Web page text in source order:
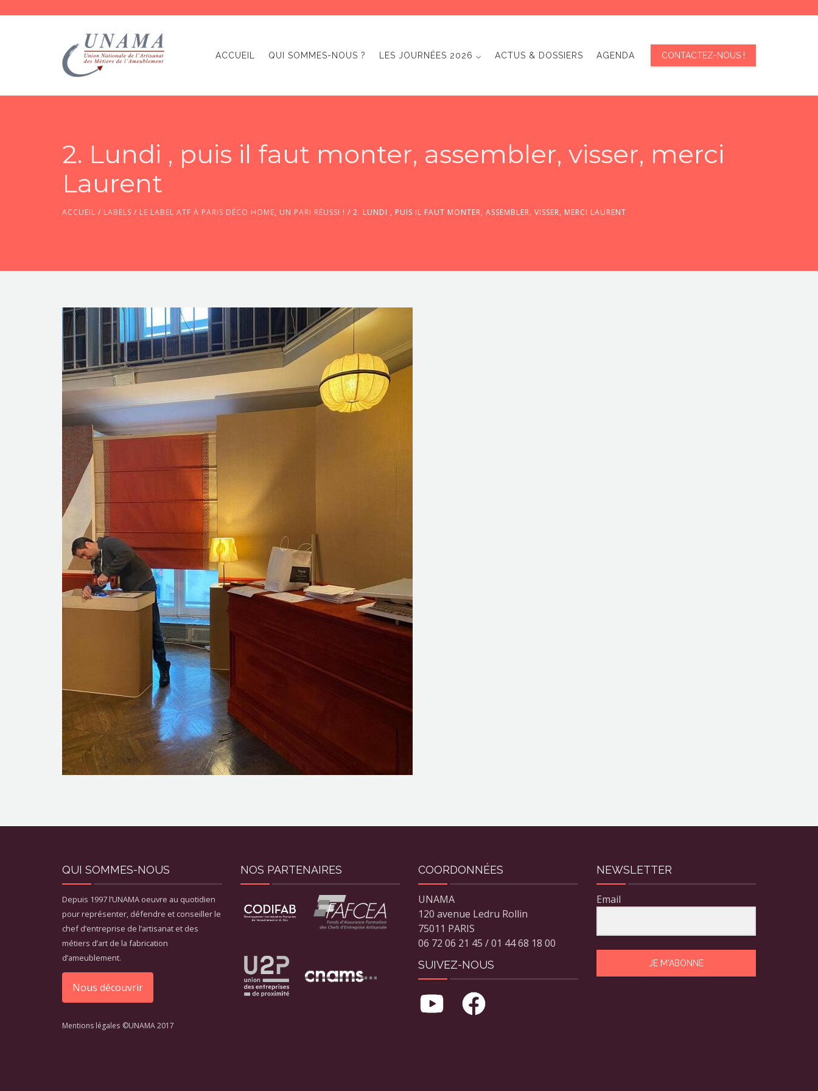
ACCUEIL QUI SOMMES-NOUS ? LES JOURNÉES 2026 ⌵ ACTUS & DOSSIERS AGENDA CONTACTEZ-NOUS !
2. Lundi , puis il faut monter, assembler, visser, merci
Laurent
ACCUEIL / LABELS / LE LABEL ATF À PARIS DÉCO HOME, UN PARI RÉUSSI ! / 2. LUNDI , PUIS IL FAUT MONTER, ASSEMBLER, VISSER, MERCI LAURENT
QUI SOMMES-NOUS
Depuis 1997 l’UNAMA oeuvre au quotidien
pour représenter, défendre et conseiller le
chef d’entreprise de l’artisanat et des
métiers d’art de la fabrication
d’ameublement.
Nous découvrir
Mentions légales ©UNAMA 2017
NOS PARTENAIRES COORDONNÉES
UNAMA
120 avenue Ledru Rollin
75011 PARIS
06 72 06 21 45 / 01 44 68 18 00
SUIVEZ-NOUS
NEWSLETTER
Email
JE M'ABONNE